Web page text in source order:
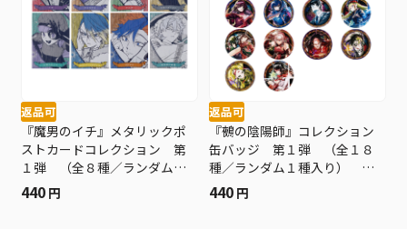
返品可
『魔男のイチ』メタリックポ
ストカードコレクション 第
１弾 （全８種／ランダム１
種入り） ＢＥ４
440 円
返品可
『鵺の陰陽師』コレクション
缶バッジ 第１弾 （全１８
種／ランダム１種入り） Ｂ
Ｅ４
440 円